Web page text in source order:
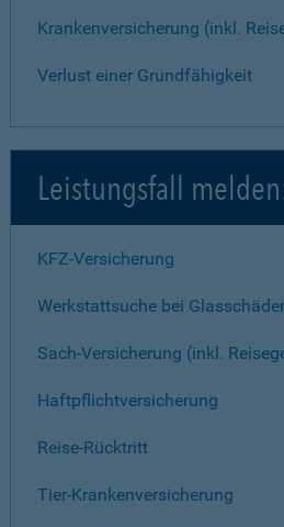
Krankenversicherung (inkl.
Verlust einer Grundfähigkeit
Leistungsfall
KFZ-Versicherung
Werkstattsuche bei
Sach-Versicherung (inkl.
Haftpflichtversicherung
Reise-Rücktritt
Tier-Krankenversicherung